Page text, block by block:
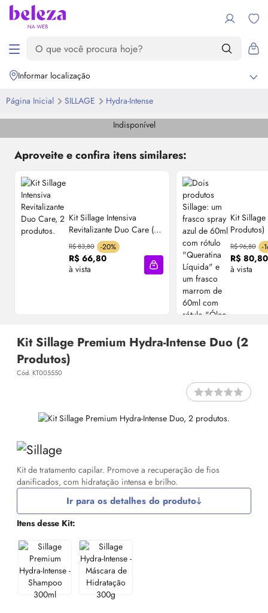
Informar localização
Página Inicial SILLAGE
Hydra-Intense
Indisponível
Aproveite e confira itens similares:
Kit Sillage Intensiva
Revitalizante Duo Care (2
Produtos)
R$ 83,80 -20%
R$ 66,80
à vista
Adicionar à sacola
Kit
Produtos)
R$ 96,80 -
R$ 80,80
à vista
Kit Sillage Premium Hydra-Intense Duo (2
Produtos)
Cód. KT005550
Kit de tratamento capilar. Promove a recuperação de fios
danificados, com hidratação intensa e brilho.
Ir para os detalhes do produto
Itens desse Kit: